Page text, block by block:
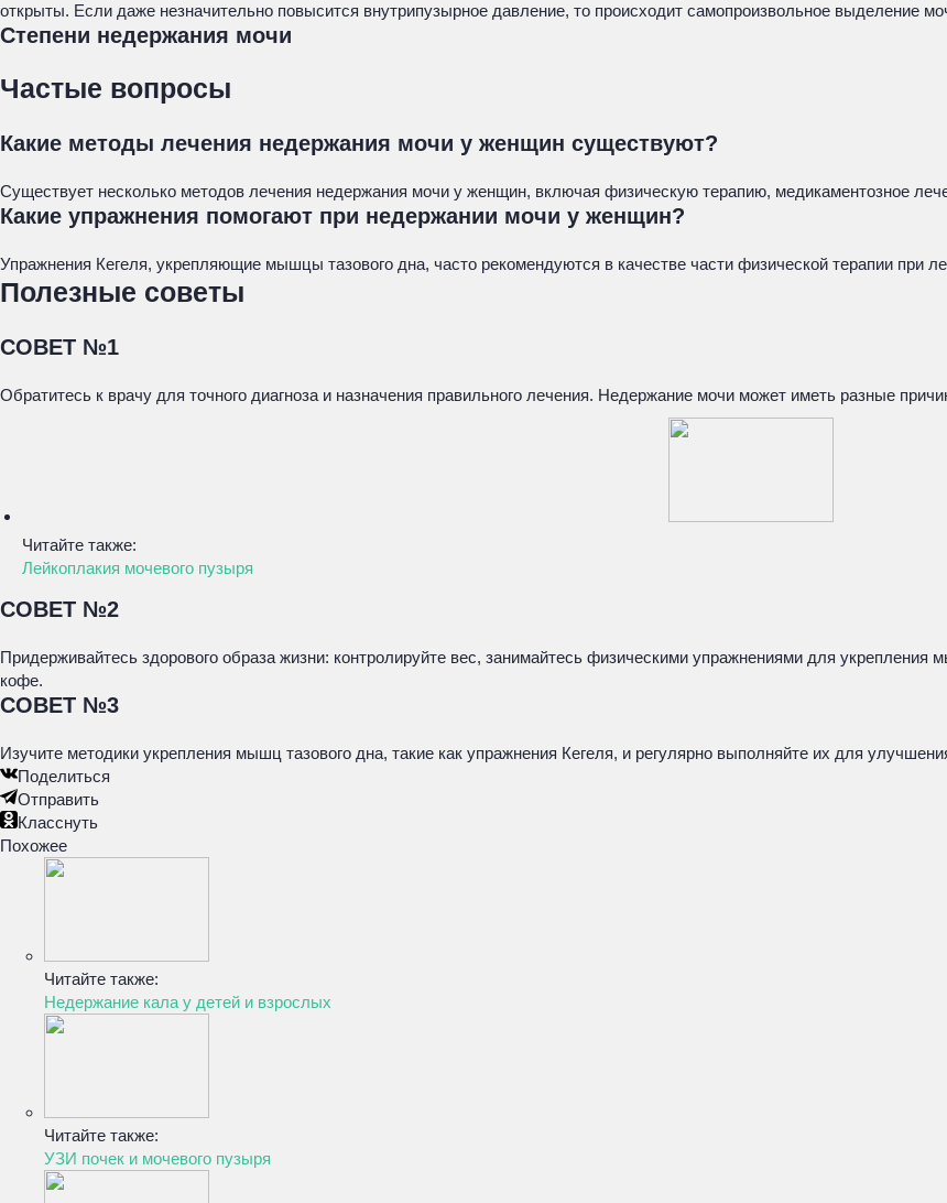
открыты. Если даже незначительно повысится внутрипузырное давление, то происходит самопроизвольное выделение
Степени недержания мочи
Частые вопросы
Какие методы лечения недержания мочи у женщин существуют?
Существует несколько методов лечения недержания мочи у женщин, включая физическую терапию, медикаментозное
Какие упражнения помогают при недержании мочи у женщин?
Упражнения Кегеля, укрепляющие мышцы тазового дна, часто рекомендуются в качестве части физической терапии при
Полезные советы
СОВЕТ №1
Обратитесь к врачу для точного диагноза и назначения правильного лечения. Недержание мочи может иметь разные
Читайте также:
Лейкоплакия мочевого пузыря
СОВЕТ №2
Придерживайтесь здорового образа жизни: контролируйте вес, занимайтесь физическими упражнениями для укрепления
кофе.
СОВЕТ №3
Изучите методики укрепления мышц тазового дна, такие как упражнения Кегеля, и регулярно выполняйте их для
Поделиться
Отправить
Класснуть
Похожее
Читайте также:
Недержание кала у детей и взрослых
Читайте также:
УЗИ почек и мочевого пузыря